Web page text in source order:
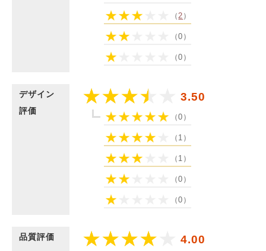
（2 ）
（0）
（0）
デザイン
評価
3.50
（0）
（1）
（1）
（0）
（0）
品質評価 4.00